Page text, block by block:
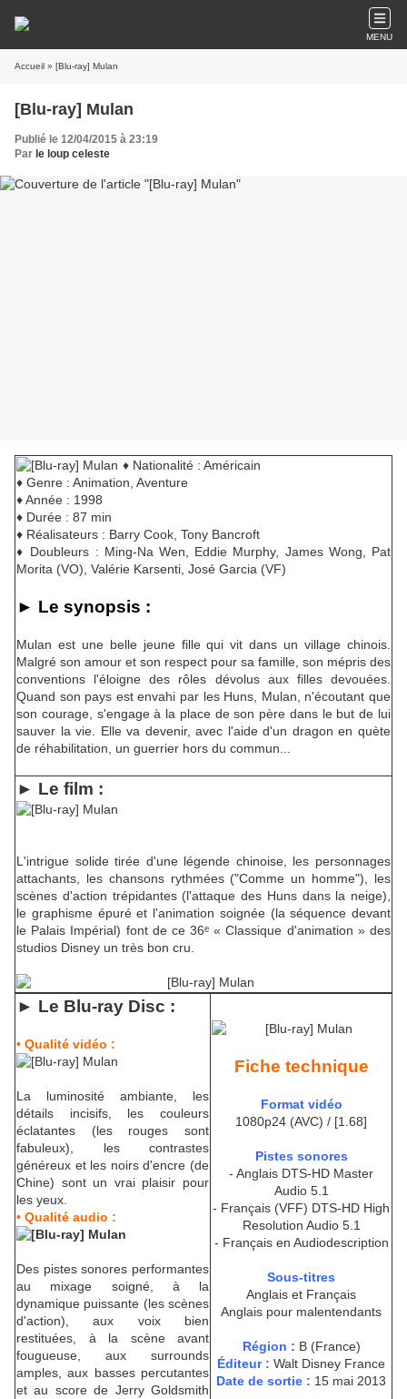
MENU
Accueil » [Blu-ray] Mulan
[Blu-ray] Mulan
Publié le 12/04/2015 à 23:19
Par le loup celeste
♦ Nationalité : Américain
♦ Genre : Animation, Aventure
♦ Année : 1998
♦ Durée : 87 min
♦ Réalisateurs : Barry Cook, Tony Bancroft
♦ Doubleurs : Ming-Na Wen, Eddie Murphy, James Wong, Pat
Morita (VO), Valérie Karsenti, José Garcia (VF)
► Le synopsis :
Mulan est une belle jeune fille qui vit dans un village chinois.
Malgré son amour et son respect pour sa famille, son mépris des
conventions l'éloigne des rôles dévolus aux filles devouées.
Quand son pays est envahi par les Huns, Mulan, n'écoutant que
son courage, s'engage à la place de son père dans le but de lui
sauver la vie. Elle va devenir, avec l'aide d'un dragon en quète
de réhabilitation, un guerrier hors du commun...
► Le film :
L'intrigue solide tirée d'une légende chinoise, les personnages
attachants, les chansons rythmées ("Comme un homme"), les
scènes d'action trépidantes (l'attaque des Huns dans la neige),
le graphisme épuré et l'animation soignée (la séquence devant
le Palais Impérial) font de ce 36ᵉ « Classique d'animation » des
studios Disney un très bon cru.
► Le Blu-ray Disc :
• Qualité vidéo :
La luminosité ambiante, les
détails incisifs, les couleurs
éclatantes (les rouges sont
fabuleux), les contrastes
généreux et les noirs d'encre (de
Chine) sont un vrai plaisir pour
les yeux.
• Qualité audio :
Des pistes sonores performantes
au mixage soigné, à la
dynamique puissante (les scènes
d'action), aux voix bien
restituées, à la scène avant
fougueuse, aux surrounds
amples, aux basses percutantes
et au score de Jerry Goldsmith
Fiche technique
Format vidéo
1080p24 (AVC) / [1.68]
Pistes sonores
- Anglais DTS-HD Master
Audio 5.1
- Français (VFF) DTS-HD High
Resolution Audio 5.1
- Français en Audiodescription
Sous-titres
Anglais et Français
Anglais pour malentendants
Région : B (France)
Éditeur : Walt Disney France
Date de sortie : 15 mai 2013